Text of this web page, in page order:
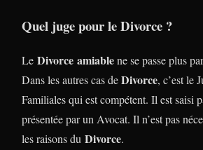
Quel juge pour le Divorce ?
Le Divorce amiablene se passe plus
Dans les autres cas deDivorce, c’est le
Familiales qui est compétent. Il est saisi
présentée par un Avocat. Il n’est pas
les raisons du Divorce.